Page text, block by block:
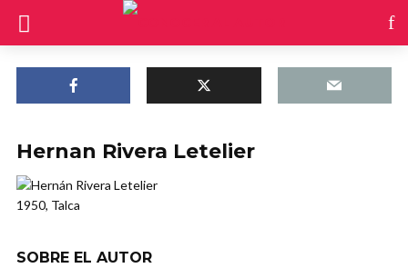
Hernan Rivera Letelier
1950, Talca
SOBRE EL AUTOR